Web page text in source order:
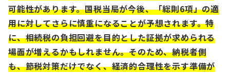
可能性があります。国税当局が今後、「総則6項」の適
用に対してさらに慎重になることが予想されます。特
に、相続税の負担回避を目的とした証拠が求められる
場面が増えるかもしれません。そのため、納税者側
も、節税対策だけでなく、経済的合理性を示す準備が